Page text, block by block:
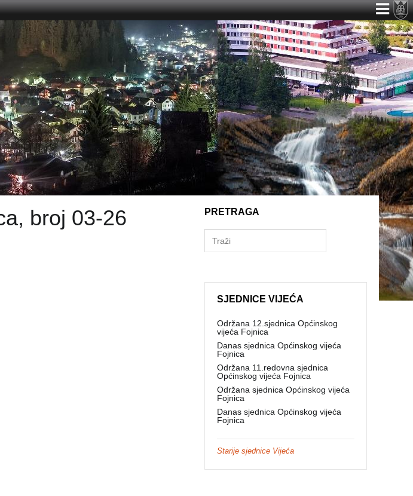
broj 03-26 PRETRAGA
SJEDNICE VIJEĆA
Održana 12.sjednica Općinskog
vijeća Fojnica
Danas sjednica Općinskog vijeća
Fojnica
Održana 11.redovna sjednica
Općinskog vijeća Fojnica
Održana sjednica Općinskog vijeća
Fojnica
Danas sjednica Općinskog vijeća
Fojnica
Starije sjednice Vijeća